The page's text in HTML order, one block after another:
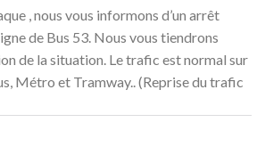
, nous vous informons d’un arrêt
de Bus 53. Nous vous tiendrons
de la situation. Le trafic est normal sur
Métro et Tramway.. (Reprise du trafic